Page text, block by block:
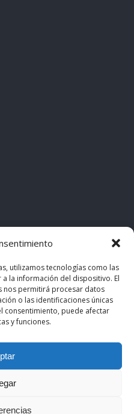
utilizamos tecnologías como las
la información del dispositivo. El
nos permitirá procesar datos
o las identificaciones únicas
consentimiento, puede afectar
y funciones.
· by casiMedicos
contenidos pertenecen a sus
mediante